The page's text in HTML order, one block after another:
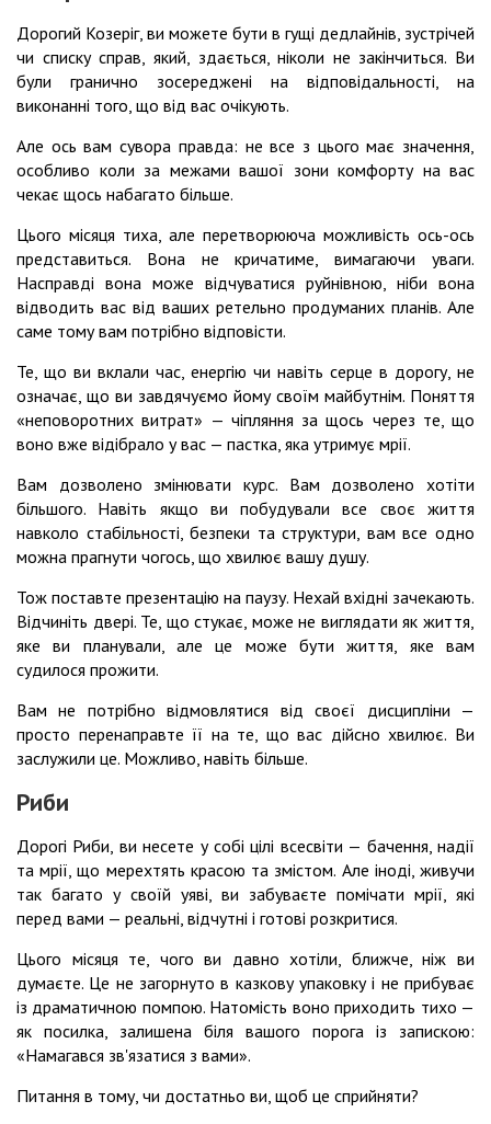
Дорогий Козеріг, ви можете бути в гущі дедлайнів, зустрічей
чи списку справ, який, здається, ніколи не закінчиться. Ви
були гранично зосереджені на відповідальності, на
виконанні того, що від вас очікують.
Але ось вам сувора правда: не все з цього має значення,
особливо коли за межами вашої зони комфорту на вас
чекає щось набагато більше.
Цього місяця тиха, але перетворююча можливість ось-ось
представиться. Вона не кричатиме, вимагаючи уваги.
Насправді вона може відчуватися руйнівною, ніби вона
відводить вас від ваших ретельно продуманих планів. Але
саме тому вам потрібно відповісти.
Те, що ви вклали час, енергію чи навіть серце в дорогу, не
означає, що ви завдячуємо йому своїм майбутнім. Поняття
«неповоротних витрат» — чіпляння за щось через те, що
воно вже відібрало у вас — пастка, яка утримує мрії.
Вам дозволено змінювати курс. Вам дозволено хотіти
більшого. Навіть якщо ви побудували все своє життя
навколо стабільності, безпеки та структури, вам все одно
можна прагнути чогось, що хвилює вашу душу.
Тож поставте презентацію на паузу. Нехай вхідні зачекають.
Відчиніть двері. Те, що стукає, може не виглядати як життя,
яке ви планували, але це може бути життя, яке вам
судилося прожити.
Вам не потрібно відмовлятися від своєї дисципліни —
просто перенаправте її на те, що вас дійсно хвилює. Ви
заслужили це. Можливо, навіть більше.
Риби
Дорогі Риби, ви несете у собі цілі всесвіти — бачення, надії
та мрії, що мерехтять красою та змістом. Але іноді, живучи
так багато у своїй уяві, ви забуваєте помічати мрії, які
перед вами — реальні, відчутні і готові розкритися.
Цього місяця те, чого ви давно хотіли, ближче, ніж ви
думаєте. Це не загорнуто в казкову упаковку і не прибуває
із драматичною помпою. Натомість воно приходить тихо —
як посилка, залишена біля вашого порога із запискою:
«Намагався зв'язатися з вами».
Питання в тому, чи достатньо ви, щоб це сприйняти?